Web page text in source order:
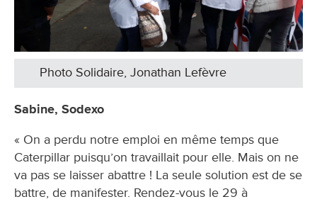
Photo Solidaire, Jonathan Lefèvre
Sabine, Sodexo
« On a perdu notre emploi en même temps que
Caterpillar puisqu’on travaillait pour elle. Mais on ne
va pas se laisser abattre ! La seule solution est de se
battre, de manifester. Rendez-vous le 29 à